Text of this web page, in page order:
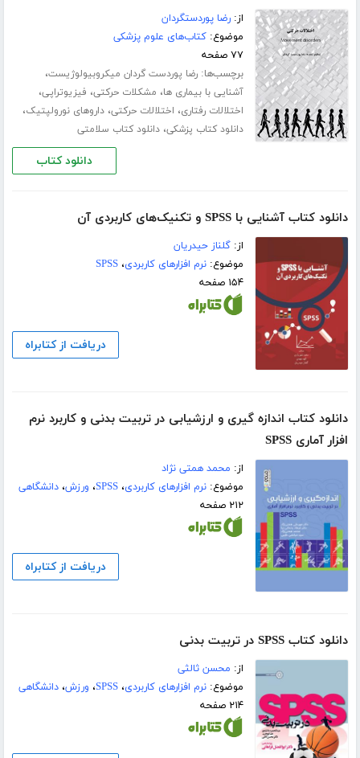
از:رضا پوردستگردان
موضوع:کتاب‌های علوم پزشکی
۷۷ صفحه
برچسب‌ها:رضا پوردست گردان میکروبیولوژیست،
آشنایی با بیماری ها، مشکلات حرکتی، فیزیوتراپی،
اختلالات رفتاری، اختلالات حرکتی،داروﻫﺎی ﻧﻮروﻟﭙﺘﯿﮏ،
دانلود کتاب پزشکی،دانلود کتاب سلامتی
دانلود کتاب
دانلود کتاب آشنایی با SPSS و تکنیک‌های کاربردی آن
از:گلناز حیدریان
موضوع:نرم افزارهای کاربردی،SPSS
۱۵۴ صفحه
دریافت از کتابراه
دانلود کتاب اندازه گیری و ارزشیابی در تربیت بدنی و کاربرد نرم
افزار آماری SPSS
از: محمد همتی نژاد
موضوع:نرم افزارهای کاربردی،SPSS، ورزش،دانشگاهی
۲۱۲ صفحه
دریافت از کتابراه
دانلود کتاب SPSS در تربیت بدنی
از: محسن ثالثی
موضوع:نرم افزارهای کاربردی،SPSS، ورزش،دانشگاهی
۲۱۴ صفحه